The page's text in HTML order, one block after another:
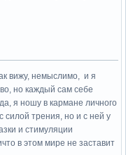
вижу, немыслимо, и я
но каждый сам себе
я ношу в кармане личного
силой трения, но и с ней у
и стимуляции
в этом мире не заставит